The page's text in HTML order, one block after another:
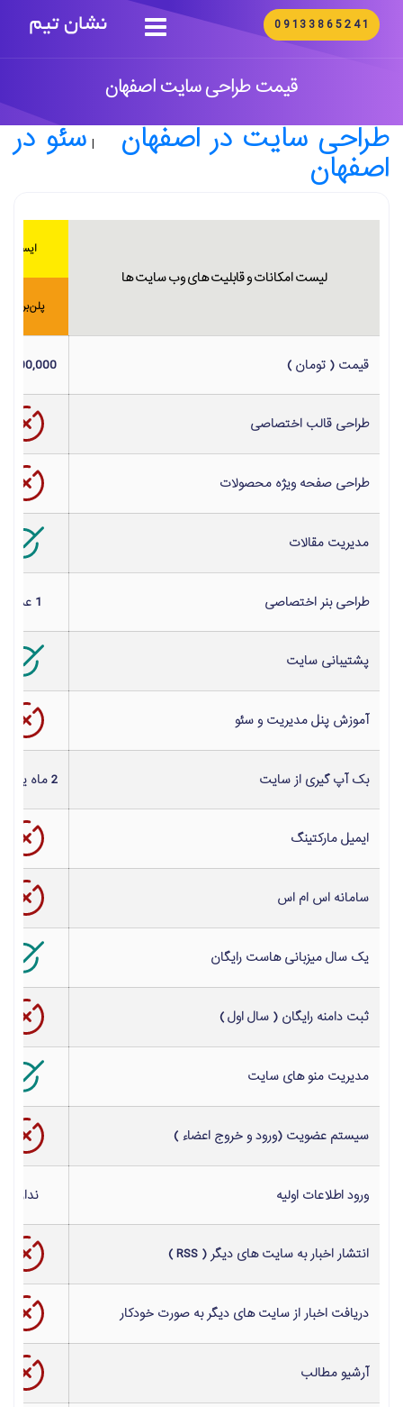
09133865241
قیمت طراحی سایت اصفهان
طراحی سایت در اصفهان | سئو در
اصفهان
لیست امکانات و قابلیت های وب سایت ها
ایستا
پلن برنزی
قیمت ( تومان )
طراحی قالب اختصاصی
طراحی صفحه ویژه محصولات
مدیریت مقالات
طراحی بنر اختصاصی 1 عدد
پشتیبانی سایت
آموزش پنل مدیریت و سئو
بک آپ گیری از سایت 2 ماه یک بار
ایمیل مارکتینگ
سامانه اس ام اس
یک سال میزبانی هاست رایگان
ثبت دامنه رایگان ( سال اول )
مدیریت منو های سایت
سیستم عضویت (ورود و خروج اعضاء )
ورود اطلاعات اولیه ندارد
انتشار اخبار به سایتهای دیگر ( RSS )
دریافت اخبار از سایتهای دیگر به صورت خودکار
آرشیو مطالب